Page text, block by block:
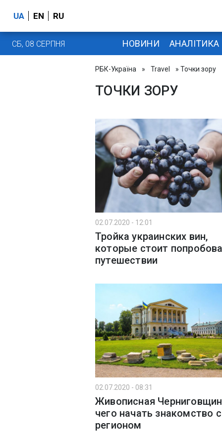
UA EN RU
СБ, 08 СЕРПНЯ НОВИНИ АНАЛІТИКА
РБК-Україна » Travel » Точки зору
ТОЧКИ ЗОРУ
02.07.2020 - 12:01
Тройка украинских вин,
которые стоит
путешествии
02.07.2020 - 08:31
Живописная
чего начать знакомство с
регионом